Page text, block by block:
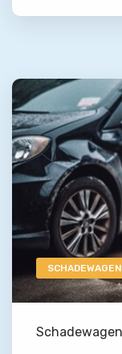
SCHADEWAGEN
Schadewagen